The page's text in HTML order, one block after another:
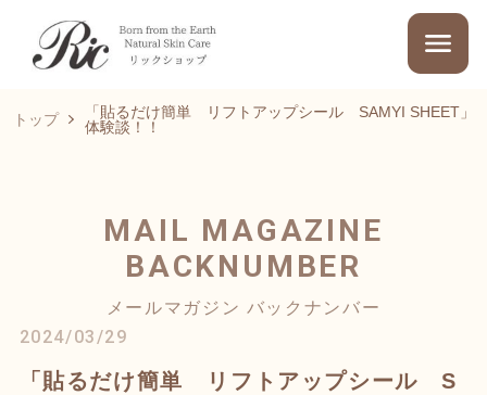
トップ
「貼るだけ簡単 リフトアップシール SAMYI SHEET」
体験談！！
MAIL MAGAZINE
BACKNUMBER
メールマガジン バックナンバー
2024/03/29
「貼るだけ簡単 リフトアップシール S